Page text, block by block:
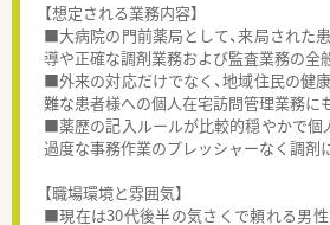
【想定される業務内容】
■大病院の門前薬局として、来局された
導や正確な調剤業務および監査業務の全
■外来の対応だけでなく、地域住民の健
難な患者様への個人在宅訪問管理業務に
■薬歴の記入ルールが比較的穏やかで個
過度な事務作業のプレッシャーなく調剤
【職場環境と雰囲気】
■現在は30代後半の気さくで頼れる男